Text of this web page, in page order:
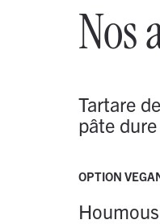
Nos
Tartare
pâte dure
OPTION